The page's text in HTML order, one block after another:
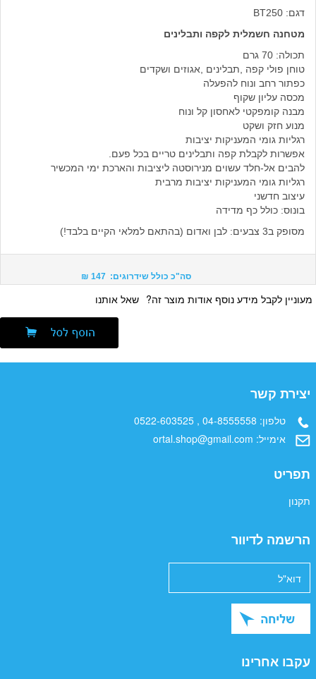
דגם: BT250
מטחנה חשמלית לקפה ותבלינים
תכולה: 70 גרם
טוחן פולי קפה ,תבלינים ,אגוזים ושקדים
כפתור רחב ונוח להפעלה
מכסה עליון שקוף
מבנה קומפקטי לאחסון קל ונוח
מנוע חזק ושקט
רגליות גומי המעניקות יציבות
אפשרות לקבלת קפה ותבלינים טריים בכל פעם.
להבים אל-חלד עשוים מנירוסטה ליציבות והארכת ימי המכשיר
רגליות גומי המעניקות יציבות מרבית
עיצוב חדשני
בונוס: כולל כף מדידה
מסופק ב3 צבעים: לבן ואדום (בהתאם למלאי הקיים בלבד!)
סה"כ כולל שידרוגים: 147 ₪
מעוניין לקבל מידע נוסף אודות מוצר זה? שאל אותנו
יצירת קשר
טלפון: 04-8555558 , 0522-603525
אימייל: ortal.shop@gmail.com
תפריט
תקנון
הרשמה לדיוור
עקבו אחרינו